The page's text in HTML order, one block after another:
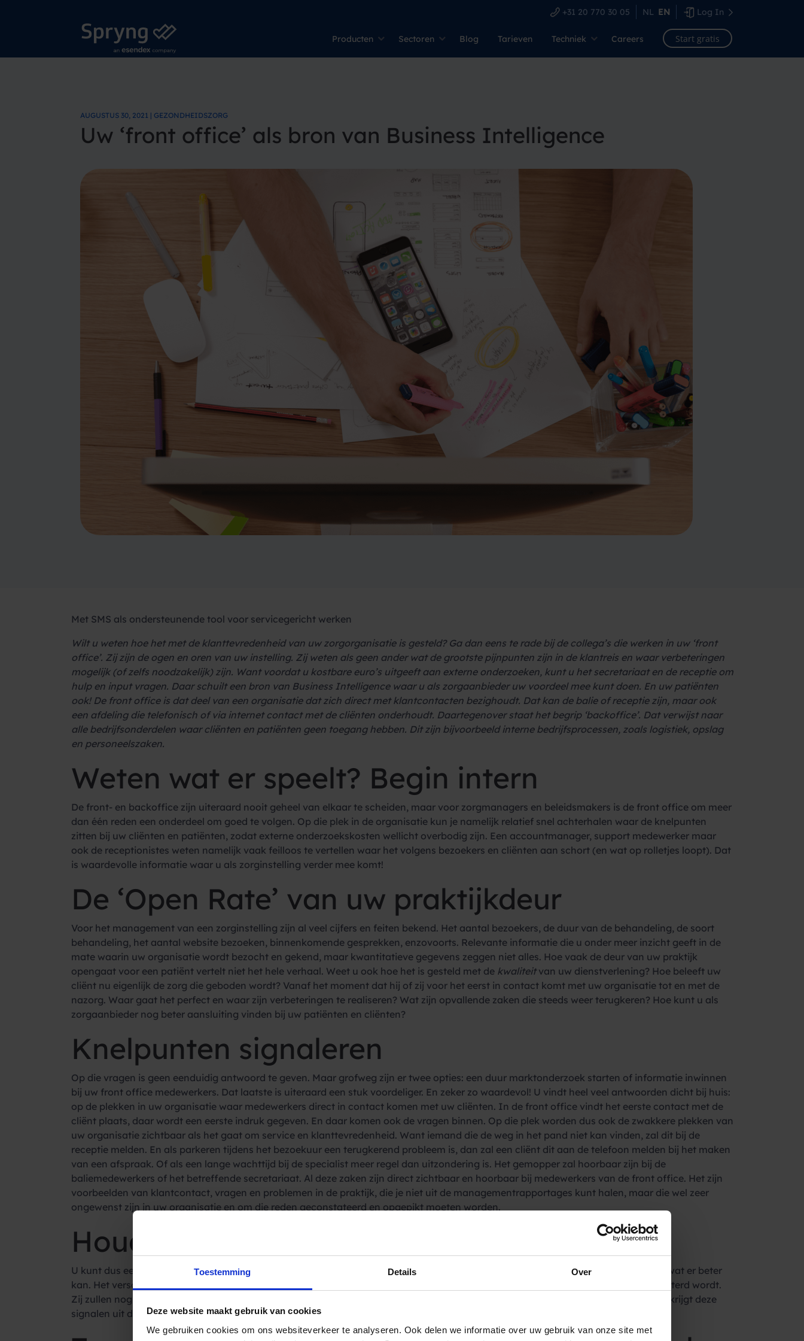
Toestemming Details Over
Deze website maakt gebruik van cookies
We gebruiken cookies om ons websiteverkeer te analyseren. Ook delen we informatie over uw gebruik van onze site met
+31 20 770 30 05 NL EN Log In
Producten Sectoren Blog Tarieven Techniek Careers Start gratis
AUGUSTUS 30, 2021 | GEZONDHEIDSZORG
Uw ‘front office’ als bron van Business Intelligence
Met SMS als ondersteunende tool voor servicegericht werken
Wilt u weten hoe het met de klanttevredenheid van uw zorgorganisatie is gesteld? Ga dan eens te rade bij de collega’s die werken in uw ‘front
office’. Zij zijn de ogen en oren van uw instelling. Zij weten als geen ander wat de grootste pijnpunten zijn in de klantreis en waar verbeteringen
mogelijk (of zelfs noodzakelijk) zijn. Want voordat u kostbare euro’s uitgeeft aan externe onderzoeken, kunt u het secretariaat en de receptie om
hulp en input vragen. Daar schuilt een bron van Business Intelligence waar u als zorgaanbieder uw voordeel mee kunt doen. En uw patiënten
ook! De front office is dat deel van een organisatie dat zich direct met klantcontacten bezighoudt. Dat kan de balie of receptie zijn, maar ook
een afdeling die telefonisch of via internet contact met de cliënten onderhoudt. Daartegenover staat het begrip ‘backoffice’. Dat verwijst naar
alle bedrijfsonderdelen waar cliënten en patiënten geen toegang hebben. Dit zijn bijvoorbeeld interne bedrijfsprocessen, zoals logistiek, opslag
en personeelszaken.
Weten wat er speelt? Begin intern
De front- en backoffice zijn uiteraard nooit geheel van elkaar te scheiden, maar voor zorgmanagers en beleidsmakers is de front office om meer
dan één reden een onderdeel om goed te volgen. Op die plek in de organisatie kun je namelijk relatief snel achterhalen waar de knelpunten
zitten bij uw cliënten en patiënten, zodat externe onderzoekskosten wellicht overbodig zijn. Een accountmanager, support medewerker maar
ook de receptionistes weten namelijk vaak feilloos te vertellen waar het volgens bezoekers en cliënten aan schort (en wat op rolletjes loopt). Dat
is waardevolle informatie waar u als zorginstelling verder mee komt!
De ‘Open Rate’ van uw praktijkdeur
Voor het management van een zorginstelling zijn al veel cijfers en feiten bekend. Het aantal bezoekers, de duur van de behandeling, de soort
behandeling, het aantal website bezoeken, binnenkomende gesprekken, enzovoorts. Relevante informatie die u onder meer inzicht geeft in de
mate waarin uw organisatie wordt bezocht en gekend, maar kwantitatieve gegevens zeggen niet alles. Hoe vaak de deur van uw praktijk
opengaat voor een patiënt vertelt niet het hele verhaal. Weet u ook hoe het is gesteld met de kwaliteitvan uw dienstverlening? Hoe beleeft uw
cliënt nu eigenlijk de zorg die geboden wordt? Vanaf het moment dat hij of zij voor het eerst in contact komt met uw organisatie tot en met de
nazorg. Waar gaat het perfect en waar zijn verbeteringen te realiseren? Wat zijn opvallende zaken die steeds weer terugkeren? Hoe kunt u als
zorgaanbieder nog beter aansluiting vinden bij uw patiënten en cliënten?
Knelpunten signaleren
Op die vragen is geen eenduidig antwoord te geven. Maar grofweg zijn er twee opties: een duur marktonderzoek starten of informatie inwinnen
bij uw front office medewerkers. Dat laatste is uiteraard een stuk voordeliger. En zeker zo waardevol! U vindt heel veel antwoorden dicht bij huis:
op de plekken in uw organisatie waar medewerkers direct in contact komen met uw cliënten. In de front office vindt het eerste contact met de
cliënt plaats, daar wordt een eerste indruk gegeven. En daar komen ook de vragen binnen. Op die plek worden dus ook de zwakkere plekken van
uw organisatie zichtbaar als het gaat om service en klanttevredenheid. Want iemand die de weg in het pand niet kan vinden, zal dit bij de
receptie melden. En als parkeren tijdens het bezoekuur een terugkerend probleem is, dan zal een cliënt dit aan de telefoon melden bij het maken
van een afspraak. Of als een lange wachttijd bij de specialist meer regel dan uitzondering is. Het gemopper zal hoorbaar zijn bij de
baliemedewerkers of het betreffende secretariaat. Al deze zaken zijn direct zichtbaar en hoorbaar bij medewerkers van de front office. Het zijn
voorbeelden van klantcontact, vragen en problemen in de praktijk, die je niet uit de managementrapportages kunt halen, maar die wel zeer
ongewenst zijn in uw organisatie en om die reden geconstateerd en opgepikt moeten worden.
Houd een vinger aan de pols
U kunt dus een extern onderzoek naar klanttevredenheid starten of uw receptionistes en andere front office medewerkers vragen wat er beter
kan. Het verschil? Tienduizenden euro’s. En uw personeel zal zich ook meer gewaardeerd voelen als ze weten dat er naar hen geluisterd wordt.
Zij zullen nog alerter worden in het signaleren van klachten, problemen en knelpunten op alle niveaus. En dat is pure winst, want u krijgt deze
signalen uit de eerste hand.